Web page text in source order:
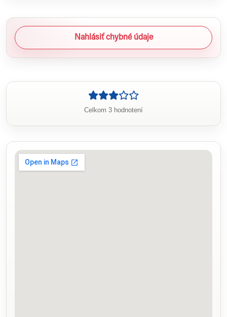
Nahlásiť chybné údaje
Celkom 3 hodnotení